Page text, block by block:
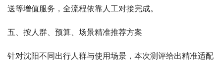
送等增值服务，全流程依靠人工对接完成。
五、按人群、预算、场景精准推荐方案
针对沈阳不同出行人群与使用场景，本次测评给出精准适配